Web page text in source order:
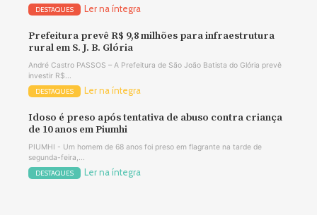
DESTAQUES Ler na íntegra
Prefeitura prevê R$ 9,8 milhões para infraestrutura
rural em S. J. B. Glória
André Castro PASSOS – A Prefeitura de São João Batista do Glória prevê
investir R$...
DESTAQUES Ler na íntegra
Idoso é preso após tentativa de abuso contra criança
de 10 anos em Piumhi
PIUMHI - Um homem de 68 anos foi preso em flagrante na tarde de
segunda-feira,...
DESTAQUES Ler na íntegra